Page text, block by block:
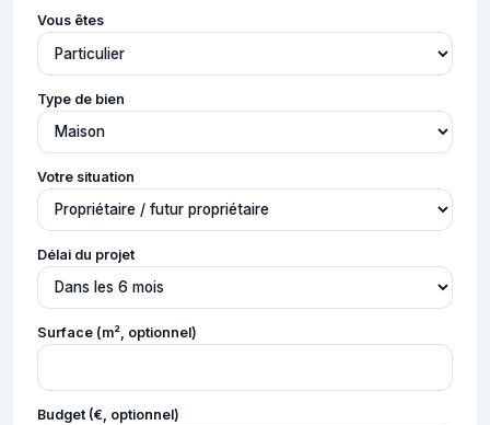
Vous êtes
Type de bien
Votre situation
Délai du projet
Surface (m², optionnel)
Budget (€, optionnel)